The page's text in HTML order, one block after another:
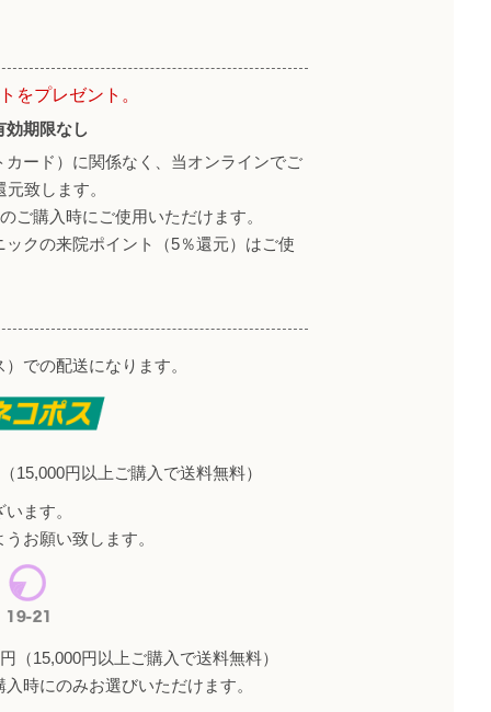
をプレゼント。
期限なし
ード）に関係なく、当オンラインでご
致します。
ご購入時にご使用いただけます。
クの来院ポイント（5％還元）はご使
での配送になります。
15,000円以上ご購入で送料無料）
ます。
お願い致します。
（15,000円以上ご購入で送料無料）
時にのみお選びいただけます。